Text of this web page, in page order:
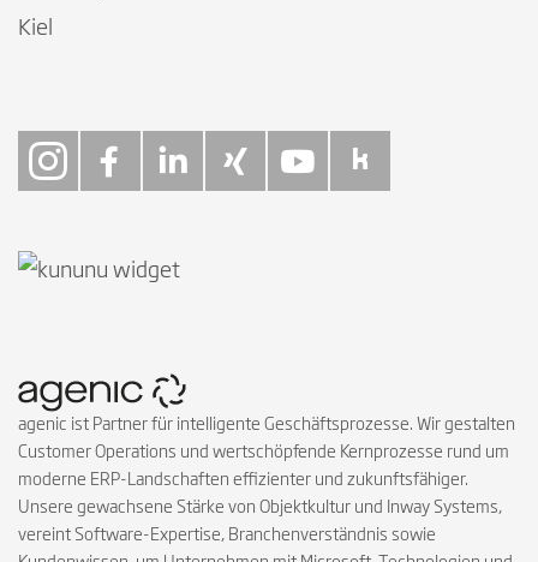
Kiel
agenic ist Partner für intelligente Geschäftsprozesse. Wir gestalten
Customer Operations und wertschöpfende Kernprozesse rund um
moderne ERP-Landschaften effizienter und zukunftsfähiger.
Unsere gewachsene Stärke von Objektkultur und Inway Systems,
vereint Software-Expertise, Branchenverständnis sowie